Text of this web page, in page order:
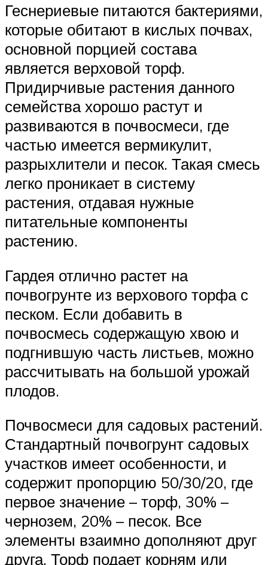
Геснериевые питаются бактериями,
которые обитают в кислых почвах,
основной порцией состава
является верховой торф.
Придирчивые растения данного
семейства хорошо растут и
развиваются в почвосмеси, где
частью имеется вермикулит,
разрыхлители и песок. Такая смесь
легко проникает в систему
растения, отдавая нужные
питательные компоненты
растению.
Гардея отлично растет на
почвогрунте из верхового торфа с
песком. Если добавить в
почвосмесь содержащую хвою и
подгнившую часть листьев, можно
рассчитывать на большой урожай
плодов.
Почвосмеси для садовых растений.
Стандартный почвогрунт садовых
участков имеет особенности, и
содержит пропорцию 50/30/20, где
первое значение – торф, 30% –
чернозем, 20% – песок. Все
элементы взаимно дополняют друг
друга. Торф подает корням или